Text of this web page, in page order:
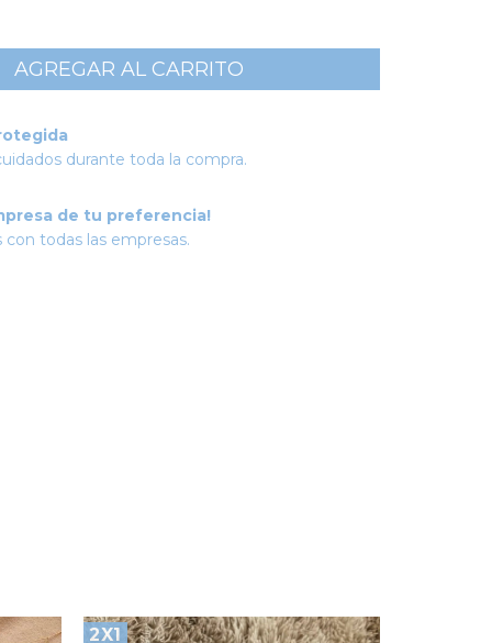
durante toda la compra.
de tu preferencia!
con todas las empresas.
2X1